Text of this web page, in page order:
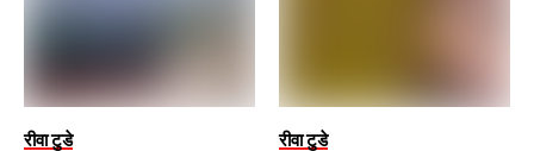
रीवा टुडे रीवा टुडे